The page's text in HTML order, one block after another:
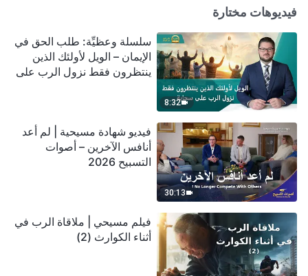
فيديوهات مختارة
8:32
سلسلة وعظيِّة: طلب الحق في
الإيمان – الويل لأولئك الذين
ينتظرون فقط نزول الرب على
30:13
فيديو شهادة مسيحية | لم أعد
أنافس الآخرين – أصوات
التسبيح 2026
فيلم مسيحي | ملاقاة الرب في
أثناء الكوارث (2)